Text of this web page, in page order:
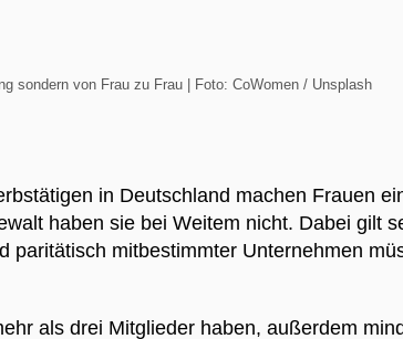
sondern von Frau zu Frau | Foto: CoWomen / Unsplash
in Deutschland machen Frauen
haben sie bei Weitem nicht. Dabei gilt
mitbestimmter Unternehmen
als drei Mitglieder haben, außerdem